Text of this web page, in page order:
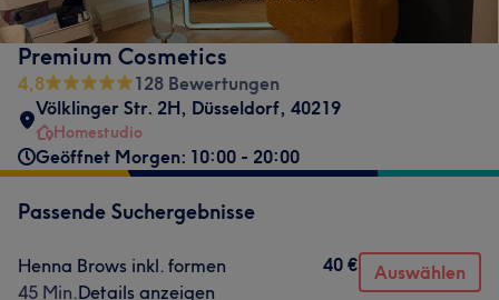
Premium Cosmetics
4,8
128 Bewertungen
Völklinger Str. 2H, Düsseldorf, 40219
Homestudio
Geöffnet Morgen: 10:00 - 20:00
Passende Suchergebnisse
Henna Brows inkl. formen
45 Min.Details anzeigen
40 € Auswählen